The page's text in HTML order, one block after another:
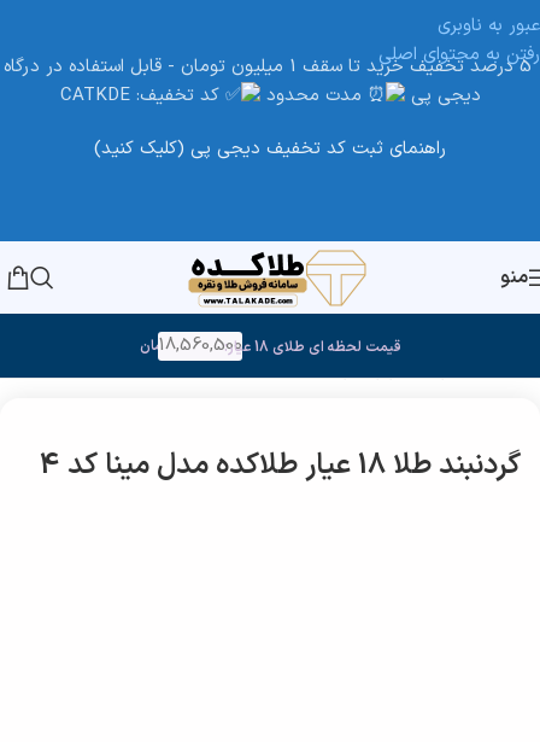
عبور به ناوبری
رفتن به محتوای اصلی
5 درصد تخفیف خرید تا سقف 1 میلیون تومان - قابل استفاده در درگاه
دیجی پی
مدت محدود
کد تخفیف: CATKDE
راهنمای ثبت کد تخفیف دیجی پی (کلیک کنید)
منو
تومان18,560,500 قیمت لحظه ای طلای 18 عیار:
گردنبند طلا 18 عیار طلاکده مدل مینا کد 4